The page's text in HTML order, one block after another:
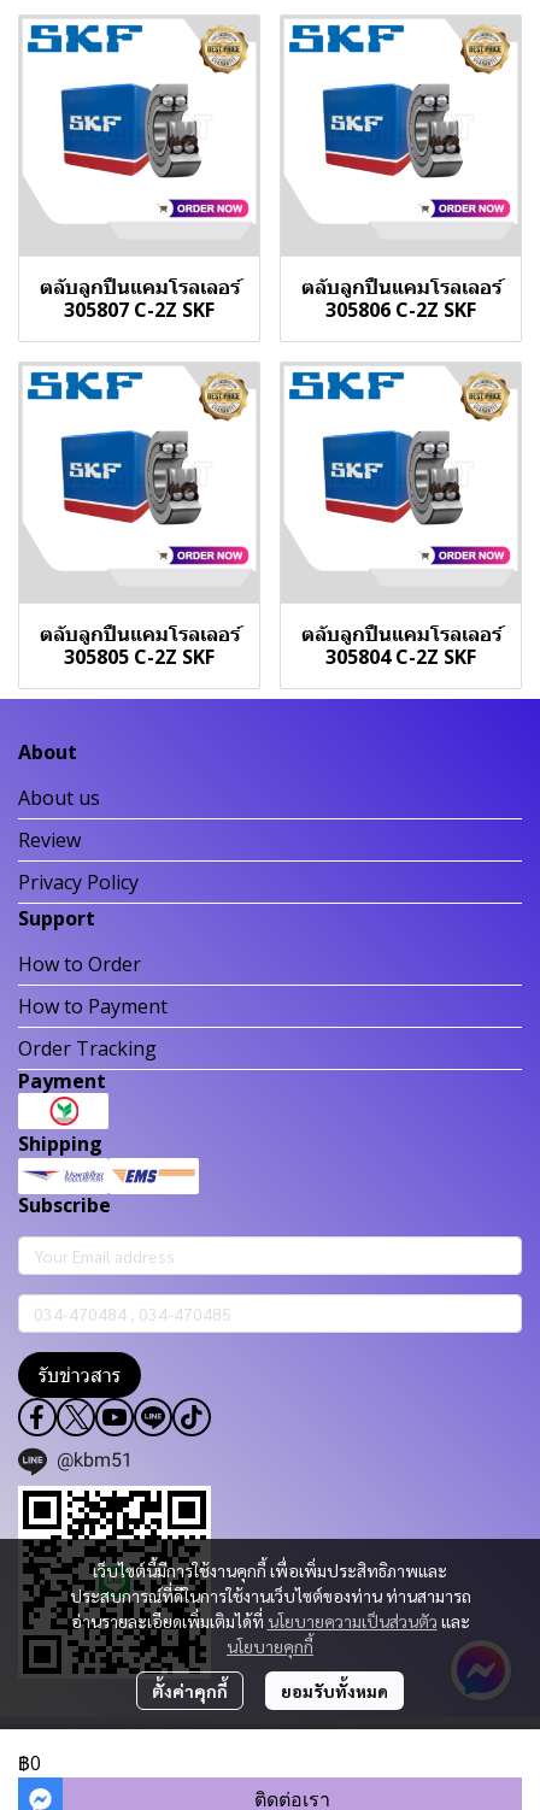
ตลับลูกปืนแคมโรลเลอร์
305807 C-2Z SKF
ตลับลูกปืนแคมโรลเลอร์
305806 C-2Z SKF
ตลับลูกปืนแคมโรลเลอร์
305805 C-2Z SKF
ตลับลูกปืนแคมโรลเลอร์
305804 C-2Z SKF
฿0
ติดต่อเรา
เว็บไซต์นี้มีการใช้งานคุกกี้ เพื่อเพิ่มประสิทธิภาพและ
ประสบการณ์ที่ดีในการใช้งานเว็บไซต์ของท่าน ท่านสามารถ
อ่านรายละเอียดเพิ่มเติมได้ที่ นโยบายความเป็นส่วนตัว และ
นโยบายคุกกี้
ตั้งค่าคุกกี้ ยอมรับทั้งหมด
About
About us
Review
Privacy Policy
Support
How to Order
How to Payment
Order Tracking
Payment
Shipping
Subscribe
รับข่าวสาร
@kbm51
Copyright 2023 | All Rights Reserved | Powered by KBM PART & TRADING
ผู้เข้าชมวันนี้548